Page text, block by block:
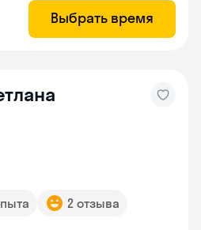
Выбрать время
2 отзыва